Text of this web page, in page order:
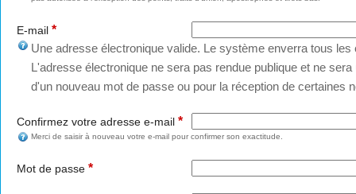
E-mail *
Une adresse électronique valide. Le système enverra tous
L'adresse électronique ne sera pas rendue publique et ne
d'un nouveau mot de passe ou pour la réception de certaines
Confirmez votre adresse e-mail *
Merci de saisir à nouveau votre e-mail pour confirmer son exactitude.
Mot de passe *